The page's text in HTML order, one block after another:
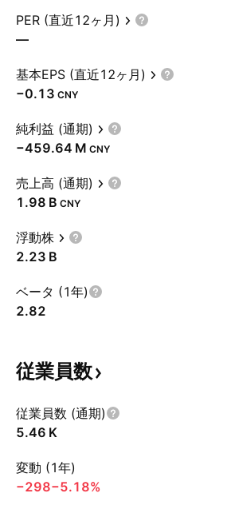
PER (直近12ヶ月)
—
基本EPS (直近12ヶ月)
−0.13 CNY
純利益 (通期)
‪−459.64 M‬ CNY
売上高 (通期)
‪1.98 B‬ CNY
浮動株
‪2.23 B‬
ベータ (1年)
2.82
従業員数
従業員数 (通期)
‪5.46 K‬
変動 (1年)
−298−5.18%